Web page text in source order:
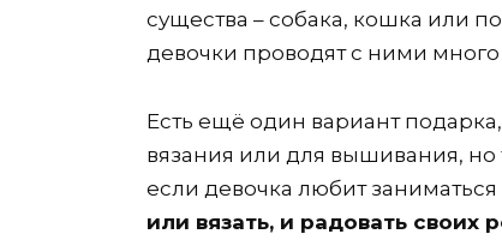
существа – собака, кошка или
девочки проводят с ними много
Есть ещё один вариант
вязания или для вышивания, но
если девочка любит
или вязать, и радовать